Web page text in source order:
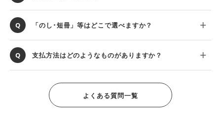
「のし･短冊」等はどこで選べますか？
支払方法はどのようなものがありますか？
よくある質問一覧